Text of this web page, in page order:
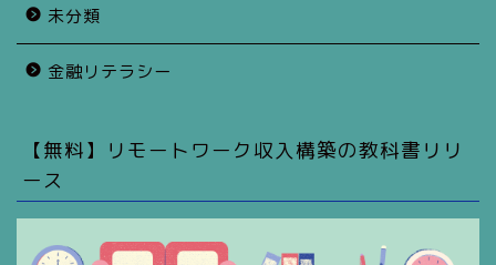
未分類
金融リテラシー
【無料】リモートワーク収入構築の教科書リリ
ース